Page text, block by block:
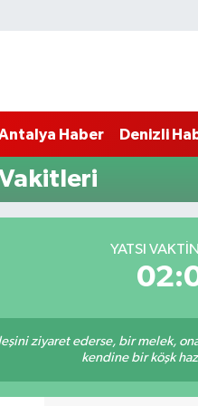
Haber Denizli
YATSI
ziyaret ederse, bir melek,
kendine bir köşk